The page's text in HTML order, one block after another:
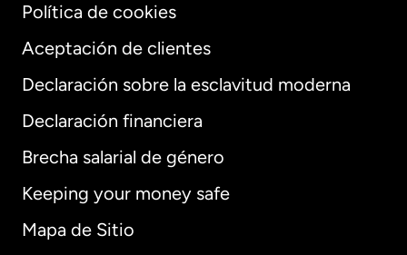
Política de cookies
Aceptación de clientes
Declaración sobre la esclavitud moderna
Declaración financiera
Brecha salarial de género
Keeping your money safe
Mapa de Sitio
Internacional English
Alemania